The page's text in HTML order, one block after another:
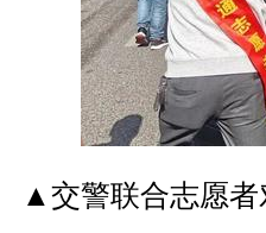
▲交警联合志愿者